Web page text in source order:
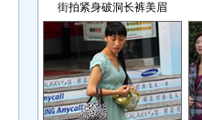
街拍紧身破洞长裤美眉